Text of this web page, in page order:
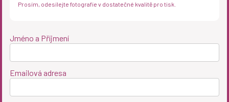
Prosím, odesílejte fotografie v dostatečné kvalitě pro tisk.
Jméno a Příjmení
Emailová adresa